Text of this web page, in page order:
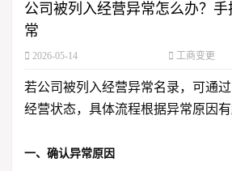
公司被列入经营异常怎么办？
常
2026-05-14 工商变更
若公司被列入经营异常名录，可通
经营状态，具体流程根据异常原因有
一、确认异常原因